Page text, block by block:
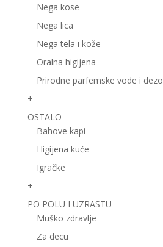
Nega kose
Nega lica
Nega tela i kože
Oralna higijena
Prirodne parfemske vode i
+
OSTALO
Bahove kapi
Higijena kuće
Igračke
+
PO POLU I UZRASTU
Muško zdravlje
Za decu